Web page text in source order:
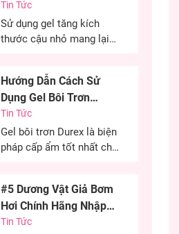
Nhỏ Tốt Nhất
Tin Tức
Sử dụng gel tăng kích
thước cậu nhỏ mang lại
đến sự tự tin cho các
chàng trai. Đây là phương
pháp được nhiều anh em
lựa chọn nhằm cải thiện
kích thước cùng khả năng
Hướng Dẫn Cách Sử
Dụng Gel Bôi Trơn
Durex An Toàn Hiệu
Quả
Tin Tức
Gel bôi trơn Durex là biện
pháp cấp ẩm tốt nhất cho
cứu cánh cho những chị
em khô âm đạo có thể sử
dụng hiệu quả. Việc sử
#5 Dương Vật Giả Bơm
Hơi Chính Hãng Nhập
Khẩu Cao Cấp
Tin Tức